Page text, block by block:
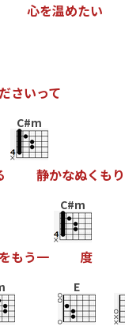
心を温めたい
ださいって
C#m
静かなぬく もり
をもう一
C#m
度
E